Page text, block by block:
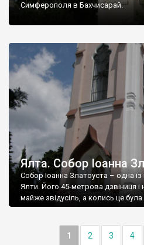
Симферополя в Бахчисарай.
Ялта. Собор Іоанна
Собор Іоанна Златоуста – одна
Ялти. Його 45-метрова дзвіниця і
майже звідусіль, а колись це
1 2 3 4